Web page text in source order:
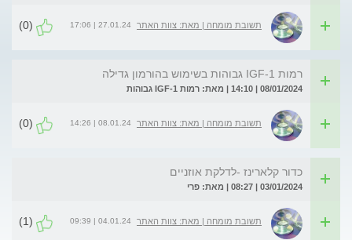
תשובת מומחה | מאת: צוות האתר 27.01.24 | 17:06
(0)
רמות IGF-1 גבוהות בשימוש בהורמון גדילה
08/01/2024 | 14:10 | מאת: רמות IGF-1 גבוהות
תשובת מומחה | מאת: צוות האתר 08.01.24 | 14:26
(0)
כדור קלארינז -לדלקת אוזניים
03/01/2024 | 08:27 | מאת: פרי
תשובת מומחה | מאת: צוות האתר 04.01.24 | 09:39
(1)